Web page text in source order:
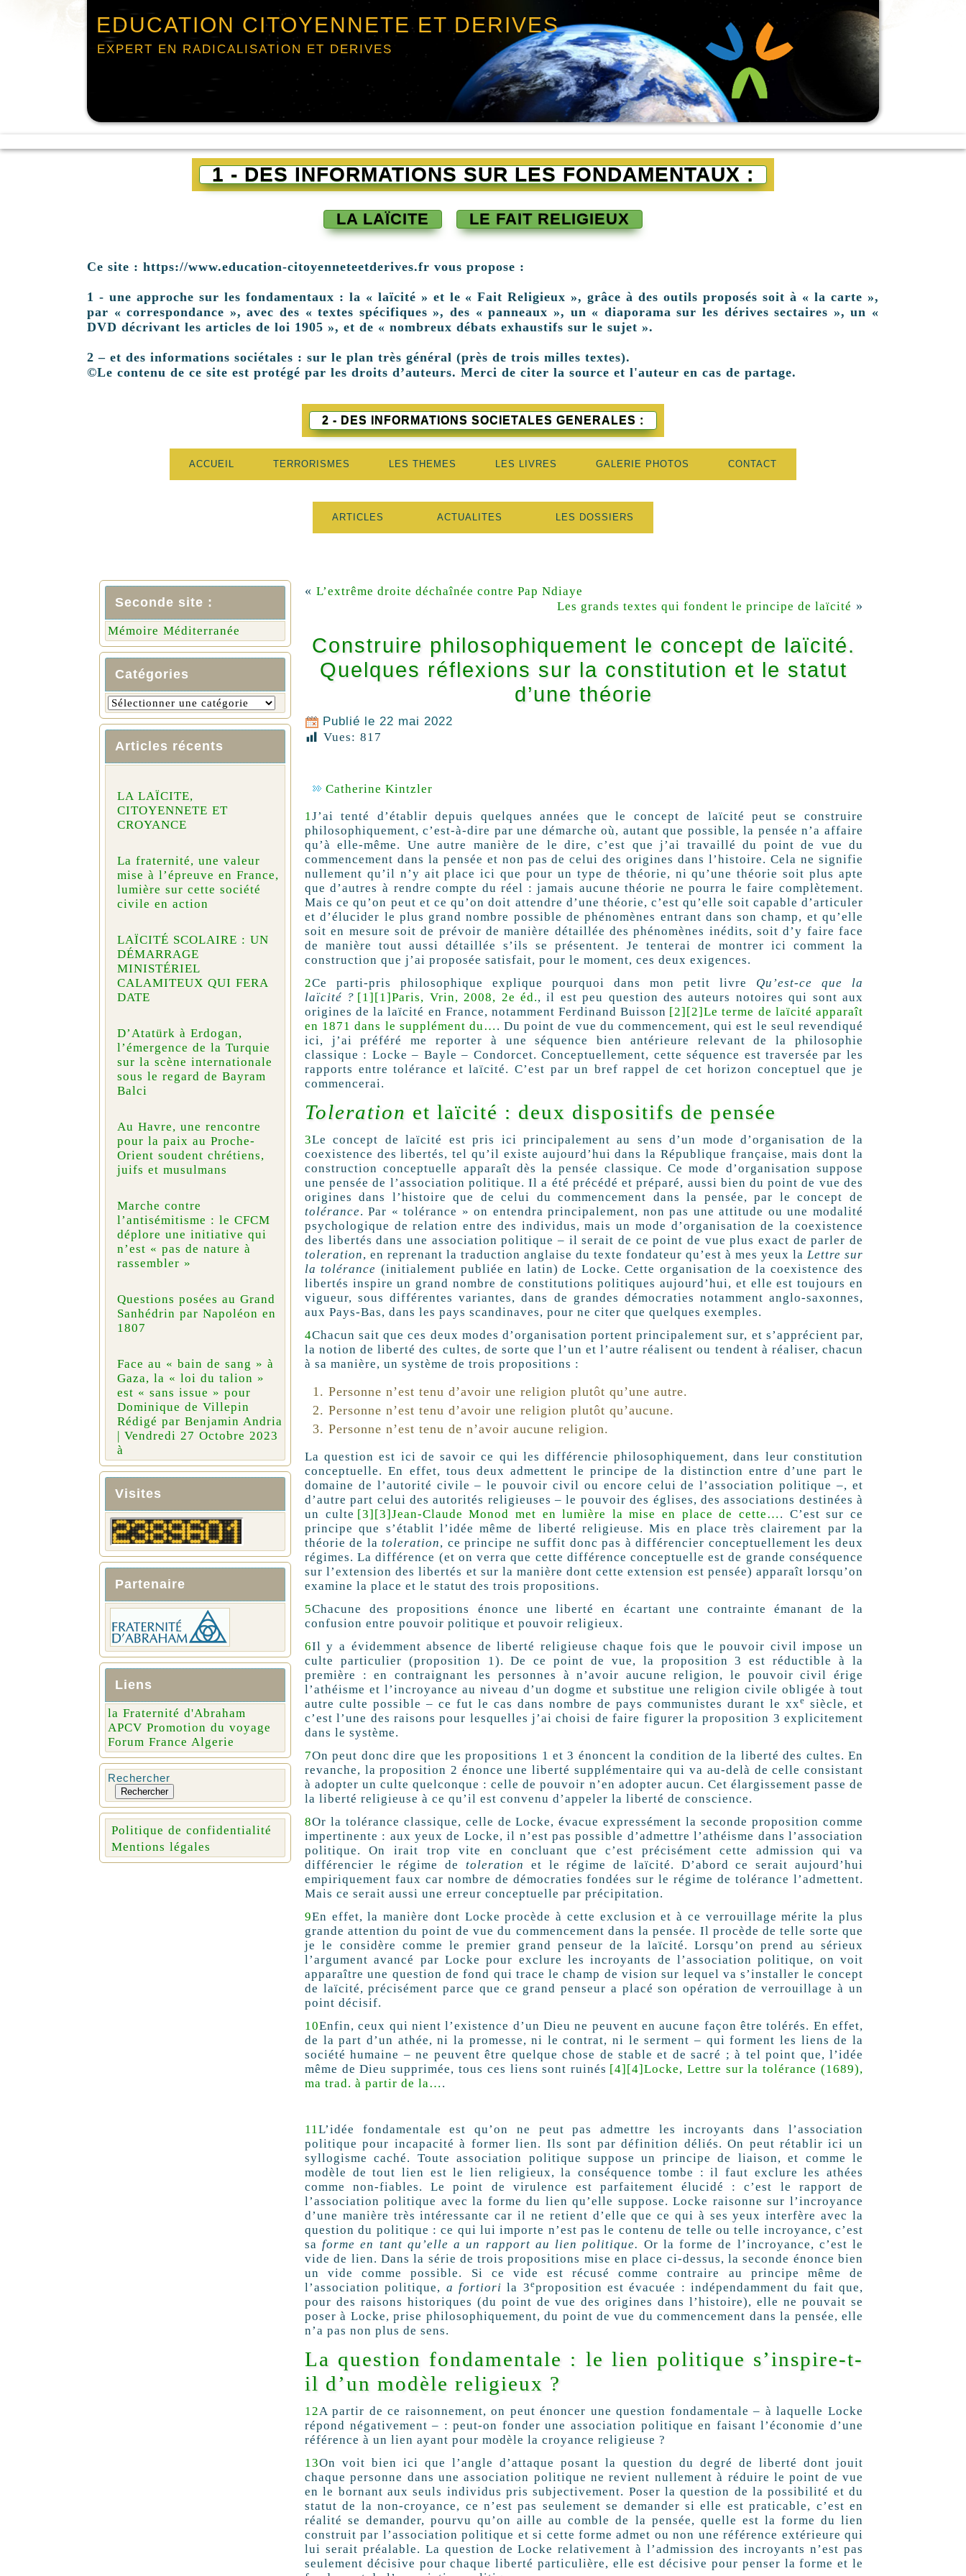
EDUCATION CITOYENNETE ET DERIVES
EXPERT EN RADICALISATION ET DERIVES
1 - DES INFORMATIONS SUR LES FONDAMENTAUX :
LA LAÏCITE LE FAIT RELIGIEUX
Ce site : https://www.education-citoyenneteetderives.fr vous propose :
1 - une approche sur les fondamentaux : la « laïcité » et le « Fait Religieux », grâce à des outils proposés soit à « la carte »,
par « correspondance », avec des « textes spécifiques », des « panneaux », un « diaporama sur les dérives sectaires », un «
DVD décrivant les articles de loi 1905 », et de « nombreux débats exhaustifs sur le sujet ».
2 – et des informations sociétales : sur le plan très général (près de trois milles textes).
©Le contenu de ce site est protégé par les droits d’auteurs. Merci de citer la source et l'auteur en cas de partage.
2 - DES INFORMATIONS SOCIETALES GENERALES :
ACCUEIL TERRORISMES LES THEMES LES LIVRES GALERIE PHOTOS CONTACT
ARTICLES ACTUALITES LES DOSSIERS
Seconde site :
Mémoire Méditerranée
Catégories
Articles récents
LA LAÏCITE,
CITOYENNETE ET
CROYANCE
La fraternité, une valeur
mise à l’épreuve en France,
lumière sur cette société
civile en action
LAÏCITÉ SCOLAIRE : UN
DÉMARRAGE
MINISTÉRIEL
CALAMITEUX QUI FERA
DATE
D’Atatürk à Erdogan,
l’émergence de la Turquie
sur la scène internationale
sous le regard de Bayram
Balci
Au Havre, une rencontre
pour la paix au Proche-
Orient soudent chrétiens,
juifs et musulmans
Marche contre
l’antisémitisme : le CFCM
déplore une initiative qui
n’est « pas de nature à
rassembler »
Questions posées au Grand
Sanhédrin par Napoléon en
1807
Face au « bain de sang » à
Gaza, la « loi du talion »
est « sans issue » pour
Dominique de Villepin
Rédigé par Benjamin Andria
| Vendredi 27 Octobre 2023
à
Visites
Partenaire
Liens
la Fraternité d'Abraham
APCV Promotion du voyage
Forum France Algerie
Rechercher
Rechercher
Politique de confidentialité
Mentions légales
« L’extrême droite déchaînée contre Pap Ndiaye
Les grands textes qui fondent le principe de laïcité »
Construire philosophiquement le concept de laïcité.
Quelques réflexions sur la constitution et le statut
d’une théorie
Publié le 22 mai 2022
Vues: 817
Catherine Kintzler
1J’ai tenté d’établir depuis quelques années que le concept de laïcité peut se construire
philosophiquement, c’est-à-dire par une démarche où, autant que possible, la pensée n’a affaire
qu’à elle-même. Une autre manière de le dire, c’est que j’ai travaillé du point de vue du
commencement dans la pensée et non pas de celui des origines dans l’histoire. Cela ne signifie
nullement qu’il n’y ait place ici que pour un type de théorie, ni qu’une théorie soit plus apte
que d’autres à rendre compte du réel : jamais aucune théorie ne pourra le faire complètement.
Mais ce qu’on peut et ce qu’on doit attendre d’une théorie, c’est qu’elle soit capable d’articuler
et d’élucider le plus grand nombre possible de phénomènes entrant dans son champ, et qu’elle
soit en mesure soit de prévoir de manière détaillée des phénomènes inédits, soit d’y faire face
de manière tout aussi détaillée s’ils se présentent. Je tenterai de montrer ici comment la
construction que j’ai proposée satisfait, pour le moment, ces deux exigences.
2Ce parti-pris philosophique explique pourquoi dans mon petit livre Qu’est-ce que la
laïcité ? [1][1]Paris, Vrin, 2008, 2e éd., il est peu question des auteurs notoires qui sont aux
origines de la laïcité en France, notamment Ferdinand Buisson [2][2]Le terme de laïcité apparaît
en 1871 dans le supplément du… . Du point de vue du commencement, qui est le seul revendiqué
ici, j’ai préféré me reporter à une séquence bien antérieure relevant de la philosophie
classique : Locke – Bayle – Condorcet. Conceptuellement, cette séquence est traversée par les
rapports entre tolérance et laïcité. C’est par un bref rappel de cet horizon conceptuel que je
commencerai.
Toleration et laïcité : deux dispositifs de pensée
3Le concept de laïcité est pris ici principalement au sens d’un mode d’organisation de la
coexistence des libertés, tel qu’il existe aujourd’hui dans la République française, mais dont la
construction conceptuelle apparaît dès la pensée classique. Ce mode d’organisation suppose
une pensée de l’association politique. Il a été précédé et préparé, aussi bien du point de vue des
origines dans l’histoire que de celui du commencement dans la pensée, par le concept de
tolérance. Par « tolérance » on entendra principalement, non pas une attitude ou une modalité
psychologique de relation entre des individus, mais un mode d’organisation de la coexistence
des libertés dans une association politique – il serait de ce point de vue plus exact de parler de
toleration, en reprenant la traduction anglaise du texte fondateur qu’est à mes yeux la Lettre sur
la tolérance (initialement publiée en latin) de Locke. Cette organisation de la coexistence des
libertés inspire un grand nombre de constitutions politiques aujourd’hui, et elle est toujours en
vigueur, sous différentes variantes, dans de grandes démocraties notamment anglo-saxonnes,
aux Pays-Bas, dans les pays scandinaves, pour ne citer que quelques exemples.
4Chacun sait que ces deux modes d’organisation portent principalement sur, et s’apprécient par,
la notion de liberté des cultes, de sorte que l’un et l’autre réalisent ou tendent à réaliser, chacun
à sa manière, un système de trois propositions :
Personne n’est tenu d’avoir une religion plutôt qu’une autre.
Personne n’est tenu d’avoir une religion plutôt qu’aucune.
Personne n’est tenu de n’avoir aucune religion.
La question est ici de savoir ce qui les différencie philosophiquement, dans leur constitution
conceptuelle. En effet, tous deux admettent le principe de la distinction entre d’une part le
domaine de l’autorité civile – le pouvoir civil ou encore celui de l’association politique –, et
d’autre part celui des autorités religieuses – le pouvoir des églises, des associations destinées à
un culte [3][3]Jean-Claude Monod met en lumière la mise en place de cette… . C’est sur ce
principe que s’établit l’idée même de liberté religieuse. Mis en place très clairement par la
théorie de latoleration, ce principe ne suffit donc pas à différencier conceptuellement les deux
régimes. La différence (et on verra que cette différence conceptuelle est de grande conséquence
sur l’extension des libertés et sur la manière dont cette extension est pensée) apparaît lorsqu’on
examine la place et le statut des trois propositions.
5Chacune des propositions énonce une liberté en écartant une contrainte émanant de la
confusion entre pouvoir politique et pouvoir religieux.
6Il y a évidemment absence de liberté religieuse chaque fois que le pouvoir civil impose un
culte particulier (proposition 1). De ce point de vue, la proposition 3 est réductible à la
première : en contraignant les personnes à n’avoir aucune religion, le pouvoir civil érige
l’athéisme et l’incroyance au niveau d’un dogme et substitue une religion civile obligée à tout
autre culte possible – ce fut le cas dans nombre de pays communistes durant le xxe siècle, et
c’est l’une des raisons pour lesquelles j’ai choisi de faire figurer la proposition 3 explicitement
dans le système.
7On peut donc dire que les propositions 1 et 3 énoncent la condition de la liberté des cultes. En
revanche, la proposition 2 énonce une liberté supplémentaire qui va au-delà de celle consistant
à adopter un culte quelconque : celle de pouvoir n’en adopter aucun. Cet élargissement passe de
la liberté religieuse à ce qu’il est convenu d’appeler la liberté de conscience.
8Or la tolérance classique, celle de Locke, évacue expressément la seconde proposition comme
impertinente : aux yeux de Locke, il n’est pas possible d’admettre l’athéisme dans l’association
politique. On irait trop vite en concluant que c’est précisément cette admission qui va
différencier le régime detoleration
et le régime de laïcité. D’abord ce serait aujourd’hui
empiriquement faux car nombre de démocraties fondées sur le régime de tolérance l’admettent.
Mais ce serait aussi une erreur conceptuelle par précipitation.
9En effet, la manière dont Locke procède à cette exclusion et à ce verrouillage mérite la plus
grande attention du point de vue du commencement dans la pensée. Il procède de telle sorte que
je le considère comme le premier grand penseur de la laïcité. Lorsqu’on prend au sérieux
l’argument avancé par Locke pour exclure les incroyants de l’association politique, on voit
apparaître une question de fond qui trace le champ de vision sur lequel va s’installer le concept
de laïcité, précisément parce que ce grand penseur a placé son opération de verrouillage à un
point décisif.
10Enfin, ceux qui nient l’existence d’un Dieu ne peuvent en aucune façon être tolérés. En effet,
de la part d’un athée, ni la promesse, ni le contrat, ni le serment – qui forment les liens de la
société humaine – ne peuvent être quelque chose de stable et de sacré ; à tel point que, l’idée
même de Dieu supprimée, tous ces liens sont ruinés [4][4]Locke, Lettre sur la tolérance (1689),
ma trad. à partir de la… .
11L’idée fondamentale est qu’on ne peut pas admettre les incroyants dans l’association
politique pour incapacité à former lien. Ils sont par définition déliés. On peut rétablir ici un
syllogisme caché. Toute association politique suppose un principe de liaison, et comme le
modèle de tout lien est le lien religieux, la conséquence tombe : il faut exclure les athées
comme non-fiables. Le point de virulence est parfaitement élucidé : c’est le rapport de
l’association politique avec la forme du lien qu’elle suppose. Locke raisonne sur l’incroyance
d’une manière très intéressante car il ne retient d’elle que ce qui à ses yeux interfère avec la
question du politique : ce qui lui importe n’est pas le contenu de telle ou telle incroyance, c’est
saforme en tant qu’elle a un rapport au lien politique. Or la forme de l’incroyance, c’est le
vide de lien. Dans la série de trois propositions mise en place ci-dessus, la seconde énonce bien
un vide comme possible. Si ce vide est récusé comme contraire au principe même de
l’association politique, a fortiori la 3eproposition est évacuée : indépendamment du fait que,
pour des raisons historiques (du point de vue des origines dans l’histoire), elle ne pouvait se
poser à Locke, prise philosophiquement, du point de vue du commencement dans la pensée, elle
n’a pas non plus de sens.
La question fondamentale : le lien politique s’inspire-t-
il d’un modèle religieux ?
12A partir de ce raisonnement, on peut énoncer une question fondamentale – à laquelle Locke
répond négativement – : peut-on fonder une association politique en faisant l’économie d’une
référence à un lien ayant pour modèle la croyance religieuse ?
13On voit bien ici que l’angle d’attaque posant la question du degré de liberté dont jouit
chaque personne dans une association politique ne revient nullement à réduire le point de vue
en le bornant aux seuls individus pris subjectivement. Poser la question de la possibilité et du
statut de la non-croyance, ce n’est pas seulement se demander si elle est praticable, c’est en
réalité se demander, pourvu qu’on aille au comble de la pensée, quelle est la forme du lien
construit par l’association politique et si cette forme admet ou non une référence extérieure qui
lui serait préalable. La question de Locke relativement à l’admission des incroyants n’est pas
seulement décisive pour chaque liberté particulière, elle est décisive pour penser la forme et le